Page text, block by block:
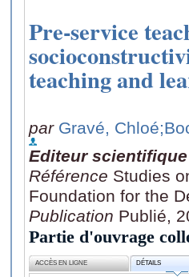
Pre-service
teaching and
par Gravé, Chloé
Editeur scientifique
Référence Studies
Foundation for the
Publication Publié,
Partie d'ouvrage
ACCÈS EN LIGNE DÉTAILS